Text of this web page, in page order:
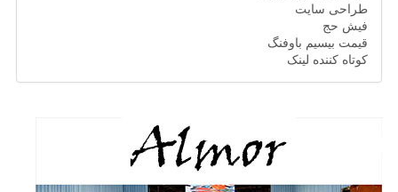
طراحی سایت
فیش حج
قیمت بیسیم باوفنگ
کوتاه کننده لینک